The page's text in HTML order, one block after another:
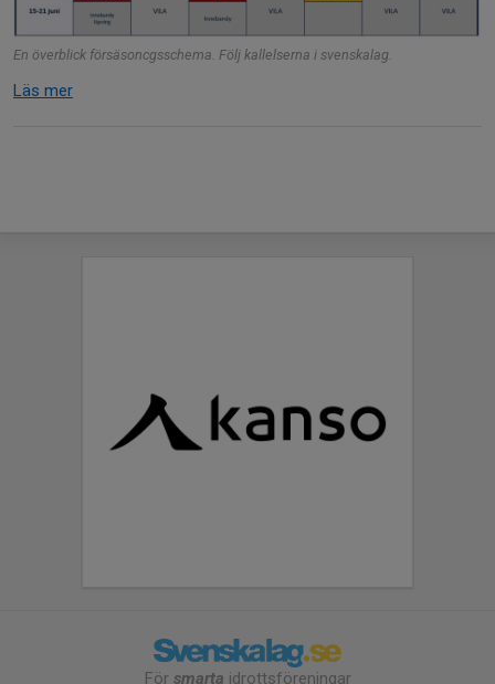
En överblick försäsoncgsschema. Följ kallelserna i svenskalag.
Läs mer
För smarta idrottsföreningar